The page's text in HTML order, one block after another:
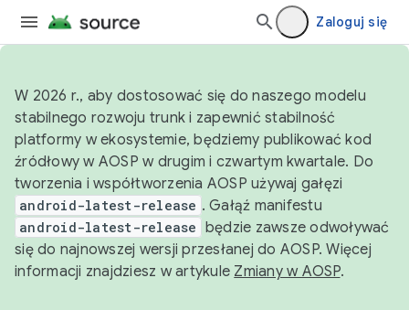
Zaloguj się
W 2026 r., aby dostosować się do naszego modelu
stabilnego rozwoju trunk i zapewnić stabilność
platformy w ekosystemie, będziemy publikować kod
źródłowy w AOSP w drugim i czwartym kwartale. Do
tworzenia i współtworzenia AOSP używaj gałęzi
android-latest-release . Gałąź manifestu
android-latest-release będzie zawsze odwoływać
się do najnowszej wersji przesłanej do AOSP. Więcej
informacji znajdziesz w artykule Zmiany w AOSP.